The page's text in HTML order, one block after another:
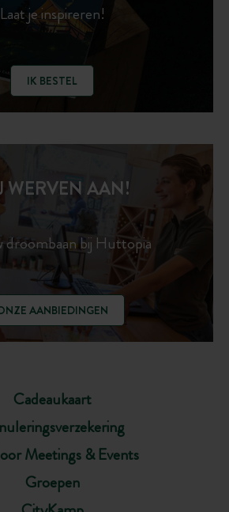
Laat je inspireren!
IK BESTEL
Cadeaukaart
Meetings & Events
Groepen
WERVEN AAN!
droombaan bij Huttopia
AANBIEDINGEN